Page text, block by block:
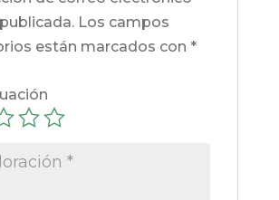
Los campos
están marcados con *